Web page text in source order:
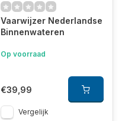
Vaarwijzer Nederlandse
Binnenwateren
Op voorraad
€39,99
Vergelijk